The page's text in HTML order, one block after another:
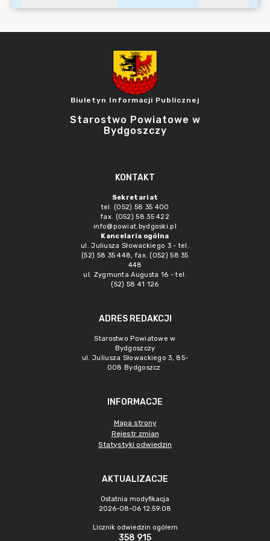
Biuletyn Informacji Publicznej
Starostwo Powiatowe w
Bydgoszczy
KONTAKT
Sekretariat
tel. (052) 58 35 400
fax. (052) 58 35 422
info@powiat.bydgoski.pl
Kancelaria ogólna
ul. Juliusza Słowackiego 3 - tel.
(52) 58 35 448, fax. (052) 58 35
448
ul. Zygmunta Augusta 16 - tel.
(52) 58 41 126
ADRES REDAKCJI
Starostwo Powiatowe w
Bydgoszczy
ul. Juliusza Słowackiego 3, 85-
008 Bydgoszcz
INFORMACJE
Mapa strony
Rejestr zmian
Statystyki odwiedzin
AKTUALIZACJE
Ostatnia modyfikacja
2026-08-06 12:59:08
Licznik odwiedzin ogółem
358 915